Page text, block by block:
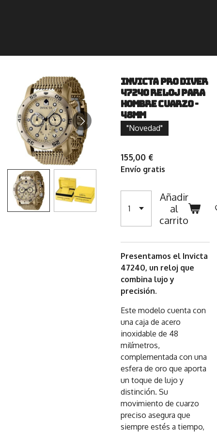
INVICTA Pro Diver
47240 Reloj para
Hombre Cuarzo -
48mm
"Novedad"
155,00 €
Envío gratis
Añadir
al
carrito
Presentamos el Invicta
47240, un reloj que
combina lujo y
precisión.
Este modelo cuenta con
una caja de acero
inoxidable de 48
milímetros,
complementada con una
esfera de oro que aporta
un toque de lujo y
distinción. Su
movimiento de cuarzo
preciso asegura que
siempre estés a tiempo,